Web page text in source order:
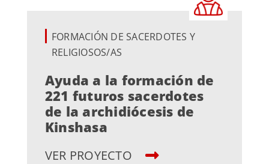
FORMACIÓN DE SACERDOTES Y
RELIGIOSOS/AS
Ayuda a la formación de
221 futuros sacerdotes
de la archidiócesis de
Kinshasa
VER PROYECTO